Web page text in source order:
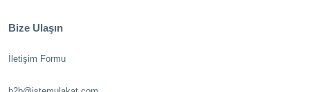
Bize Ulaşın
İletişim Formu